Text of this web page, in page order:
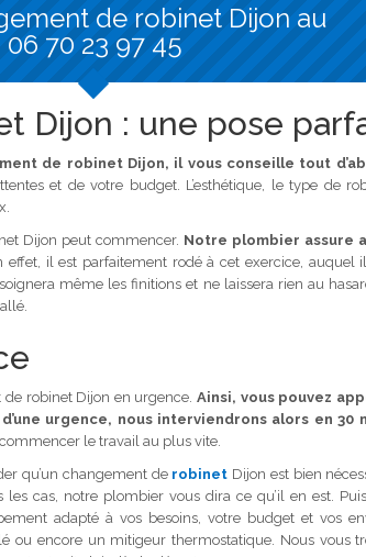
de robinet Dijon au
06 70 23 97 45
Dijon : une pose
de robinet Dijon, il vous conseille tout
et de votre budget. L’esthétique, le type de
Dijon peut commencer. Notre plombier assure
effet, il est parfaitement rodé à cet exercice, auquel
même les finitions et ne laissera rien au
robinet Dijon en urgence. Ainsi, vous pouvez
urgence, nous interviendrons alors en 30
le travail au plus vite.
qu’un changement de robinet Dijon est bien
cas, notre plombier vous dira ce qu’il en est.
adapté à vos besoins, votre budget et vos
encore un mitigeur thermostatique. Nous vous